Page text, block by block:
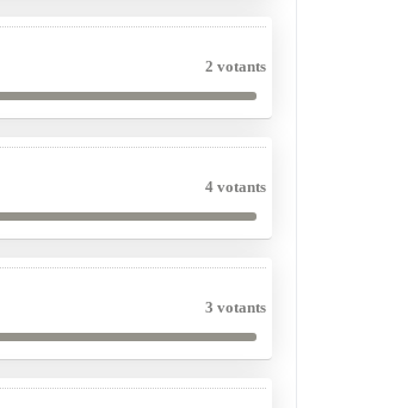
2 votants
4 votants
3 votants